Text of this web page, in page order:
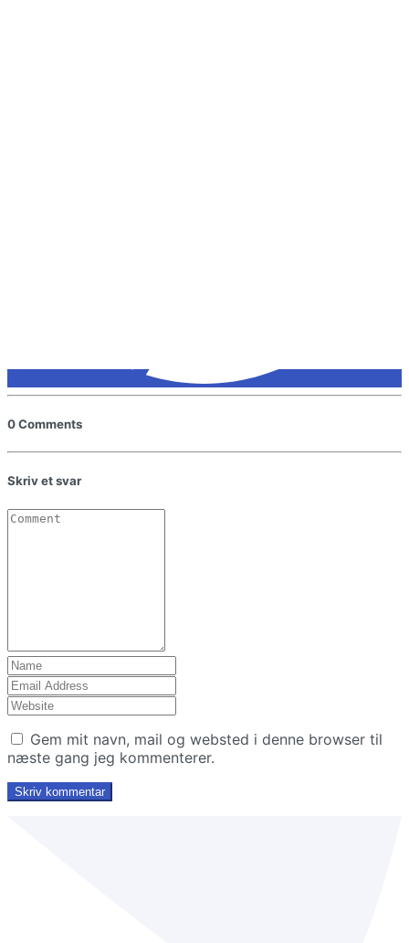
0 Comments
Skriv et svar
Gem mit navn, mail og websted i denne browser til
næste gang jeg kommenterer.